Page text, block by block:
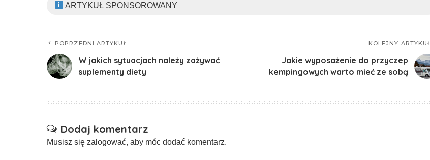
ARTYKUŁ SPONSOROWANY
POPRZEDNI ARTYKUŁ
W jakich sytuacjach należy zażywać
suplementy diety
KOLEJNY ARTYKUŁ
Jakie wyposażenie do przyczep
kempingowych warto mieć ze sobą
Dodaj komentarz
Musisz się zalogować, aby móc dodać komentarz.